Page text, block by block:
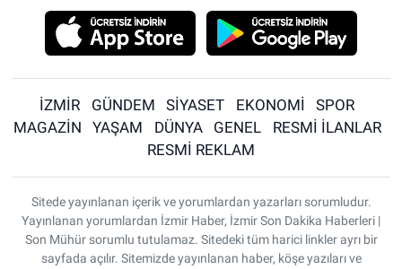
İZMİR GÜNDEM SİYASET EKONOMİ
SPOR
MAGAZİN
YAŞAM DÜNYA GENEL
RESMİ İLANLAR
RESMİ REKLAM
Sitede yayınlanan içerik ve yorumlardan yazarları sorumludur.
Yayınlanan yorumlardan İzmir Haber, İzmir Son Dakika Haberleri |
Son Mühür sorumlu tutulamaz. Sitedeki tüm harici linkler ayrı bir
sayfada açılır. Sitemizde yayınlanan haber, köşe yazıları ve